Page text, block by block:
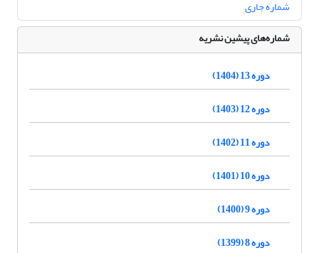
شماره جاری
شماره‌های پیشین نشریه
دوره 13 (1404)
دوره 12 (1403)
دوره 11 (1402)
دوره 10 (1401)
دوره 9 (1400)
دوره 8 (1399)